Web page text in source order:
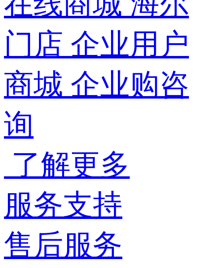
门店 企业用户
商城 企业购咨
询
了解更多
服务支持
售后服务